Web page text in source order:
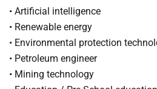
• Artificial intelligence
• Renewable energy
• Environmental protection
• Petroleum engineer
• Mining technology